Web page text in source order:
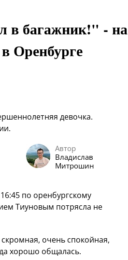
в багажник!" - на
Оренбурге
девочка.
Автор
Владислав
Митрошин
по оренбургскому
Тиуновым потрясла не
очень спокойная,
хорошо общалась.